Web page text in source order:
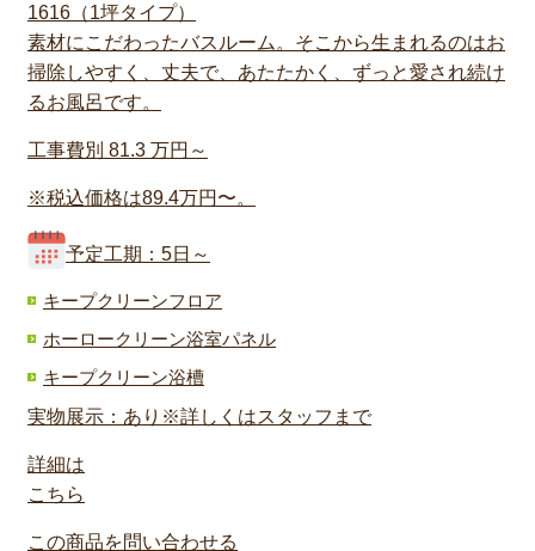
1616（1坪タイプ）
素材にこだわったバスルーム。そこから生まれるのはお
掃除しやすく、丈夫で、あたたかく、ずっと愛され続け
るお風呂です。
工事費別 81.3 万円～
※税込価格は89.4万円〜。
予定工期：5日～
キープクリーンフロア
ホーロークリーン浴室パネル
キープクリーン浴槽
実物展示：あり※詳しくはスタッフまで
詳細は
こちら
この商品を問い合わせる